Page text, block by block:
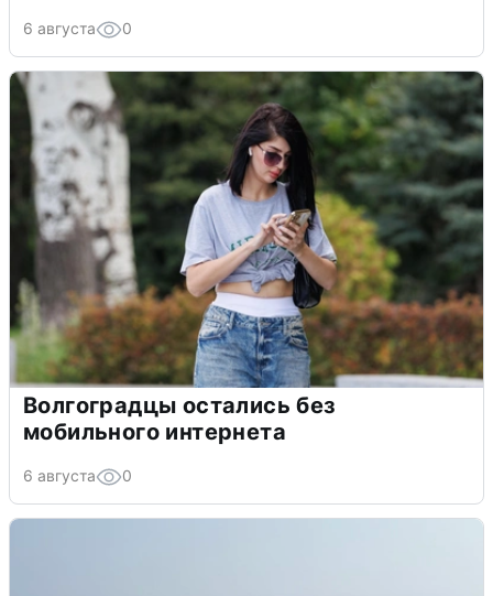
6 августа 0
Волгоградцы остались без
мобильного интернета
6 августа 0